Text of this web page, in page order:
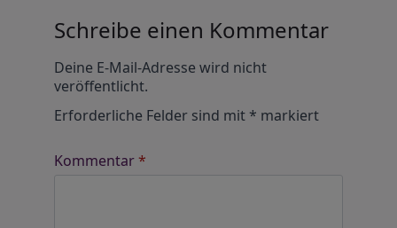
Schreibe einen Kommentar
Deine E-Mail-Adresse wird nicht
veröffentlicht.
Erforderliche Felder sind mit* markiert
Kommentar*